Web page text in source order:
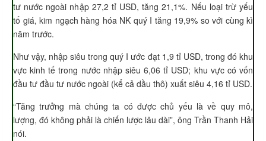
tư nước ngoài nhập 27,2 tỉ USD, tăng 21,1%. Nếu loại trừ yếu
tố giá, kim ngạch hàng hóa NK quý I tăng 19,9% so với cùng kì
năm trước.
Như vậy, nhập siêu trong quý I ước đạt 1,9 tỉ USD, trong đó khu
vực kinh tế trong nước nhập siêu 6,06 tỉ USD; khu vực có vốn
đầu tư đầu tư nước ngoài (kể cả dầu thô) xuất siêu 4,16 tỉ USD.
“Tăng trưởng mà chúng ta có được chủ yếu là về quy mô,
lượng, đó không phải là chiến lược lâu dài”, ông Trần Thanh Hải
nói.